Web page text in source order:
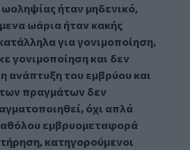
ήταν μηδενικό,
ωάρια ήταν κακής
για γονιμοποίηση,
γονιμοποίηση και δεν
ανάπτυξη του εμβρύου και
πραγμάτων δεν
όχι απλά
εμβρυομεταφορά
κατηγορούμενοι